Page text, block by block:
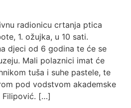
radionicu crtanja ptica
1. ožujka, u 10 sati.
djeci od 6 godina te će se
Mali polaznici imat će
tuša i suhe pastele, te
pod vodstvom akademske
Filipović. […]